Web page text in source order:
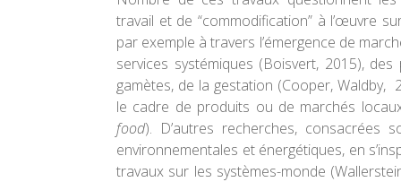
travail et de “commodification” à l’œuvre
par exemple à travers l’émergence de
services systémiques (Boisvert, 2015),
gamètes, de la gestation (Cooper, Waldby,
le cadre de produits ou de marchés
food). D’autres recherches, consacrées
environnementales et énergétiques, en
travaux sur les systèmes-monde